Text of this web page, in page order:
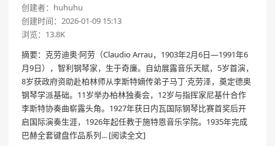
创建者： huhuhu
创建时间：2026-01-09 15:13
浏览：13.8K
摘要：克劳迪奥·阿劳（Claudio Arrau，1903年2月6日—1991年6
月9日），智利钢琴家，生于奇廉。自幼展露音乐天赋，5岁首演，
8岁获政府资助赴柏林师从李斯特嫡传弟子马丁·克劳泽，奠定德奥
钢琴学派基础。11岁举办柏林独奏会，12岁与指挥家尼基什合作
李斯特协奏曲崭露头角。1927年获日内瓦国际钢琴比赛首奖后开
启国际演奏生涯，1926年起任教于施特恩音乐学院。1935年完成
巴赫全套键盘作品系列... [阅读全文]